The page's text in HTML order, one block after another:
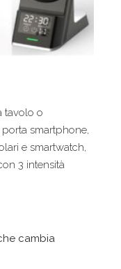
tavolo o
smartphone,
e smartwatch,
3 intensità
cambia